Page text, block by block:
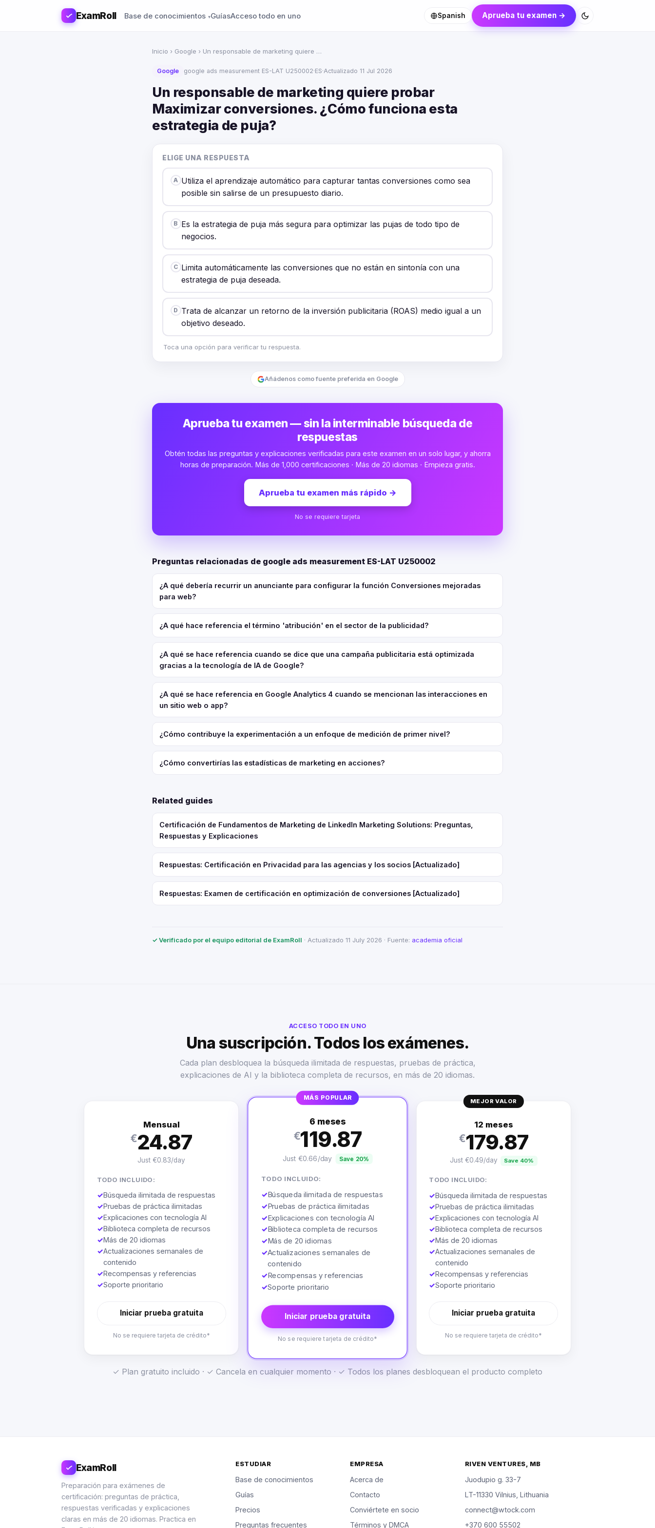
ExamRoll Base de conocimientos GuíasAcceso todo en uno Spanish Aprueba tu examen →
Inicio › Google › Un responsable de marketing quiere …
Google google ads measurement ES-LAT U250002·ES·Actualizado 11 Jul 2026
Un responsable de marketing quiere probar
Maximizar conversiones. ¿Cómo funciona esta
estrategia de puja?
ELIGE UNA RESPUESTA
A Utiliza el aprendizaje automático para capturar tantas conversiones como sea
posible sin salirse de un presupuesto diario.
B Es la estrategia de puja más segura para optimizar las pujas de todo tipo de
negocios.
C Limita automáticamente las conversiones que no están en sintonía con una
estrategia de puja deseada.
D Trata de alcanzar un retorno de la inversión publicitaria (ROAS) medio igual a un
objetivo deseado.
Toca una opción para verificar tu respuesta.
Añádenos como fuente preferida en Google
Aprueba tu examen — sin la interminable búsqueda de
respuestas
Obtén todas las preguntas y explicaciones verificadas para este examen en un solo lugar, y ahorra
horas de preparación. Más de 1,000 certificaciones · Más de 20 idiomas · Empieza gratis.
Aprueba tu examen más rápido →
No se requiere tarjeta
Preguntas relacionadas de google ads measurement ES-LAT U250002
¿A qué debería recurrir un anunciante para configurar la función Conversiones mejoradas
para web?
¿A qué hace referencia el término 'atribución' en el sector de la publicidad?
¿A qué se hace referencia cuando se dice que una campaña publicitaria está optimizada
gracias a la tecnología de IA de Google?
¿A qué se hace referencia en Google Analytics 4 cuando se mencionan las interacciones en
un sitio web o app?
¿Cómo contribuye la experimentación a un enfoque de medición de primer nivel?
¿Cómo convertirías las estadísticas de marketing en acciones?
Related guides
Certificación de Fundamentos de Marketing de LinkedIn Marketing Solutions: Preguntas,
Respuestas y Explicaciones
Respuestas: Certificación en Privacidad para las agencias y los socios [Actualizado]
Respuestas: Examen de certificación en optimización de conversiones [Actualizado]
✓ Verificado por el equipo editorial de ExamRoll · Actualizado 11 July 2026 · Fuente: academia oficial
ACCESO TODO EN UNO
Una suscripción. Todos los exámenes.
Cada plan desbloquea la búsqueda ilimitada de respuestas, pruebas de práctica,
explicaciones de AI y la biblioteca completa de recursos, en más de 20 idiomas.
Mensual
€24.87
Just €0.83/day
TODO INCLUIDO:
✓Búsqueda ilimitada de respuestas
✓Pruebas de práctica ilimitadas
✓Explicaciones con tecnología AI
✓Biblioteca completa de recursos
✓Más de 20 idiomas
✓Actualizaciones semanales de
contenido
✓Recompensas y referencias
✓Soporte prioritario
Iniciar prueba gratuita
No se requiere tarjeta de crédito*
MÁS POPULAR
6 meses
€119.87
Just €0.66/day Save 20%
TODO INCLUIDO:
✓Búsqueda ilimitada de respuestas
✓Pruebas de práctica ilimitadas
✓Explicaciones con tecnología AI
✓Biblioteca completa de recursos
✓Más de 20 idiomas
✓Actualizaciones semanales de
contenido
✓Recompensas y referencias
✓Soporte prioritario
Iniciar prueba gratuita
No se requiere tarjeta de crédito*
MEJOR VALOR
12 meses
€179.87
Just €0.49/day Save 40%
TODO INCLUIDO:
✓Búsqueda ilimitada de respuestas
✓Pruebas de práctica ilimitadas
✓Explicaciones con tecnología AI
✓Biblioteca completa de recursos
✓Más de 20 idiomas
✓Actualizaciones semanales de
contenido
✓Recompensas y referencias
✓Soporte prioritario
Iniciar prueba gratuita
No se requiere tarjeta de crédito*
✓ Plan gratuito incluido · ✓ Cancela en cualquier momento · ✓ Todos los planes desbloquean el producto completo
ExamRoll
Preparación para exámenes de
certificación: preguntas de práctica,
respuestas verificadas y explicaciones
claras en más de 20 idiomas. Practica en
ESTUDIAR
Base de conocimientos
Guías
Precios
Preguntas frecuentes
EMPRESA
Acerca de
Contacto
Conviértete en socio
Términos y DMCA
RIVEN VENTURES, MB
Juodupio g. 33-7
LT-11330 Vilnius, Lithuania
connect@wtock.com
+370 600 55502